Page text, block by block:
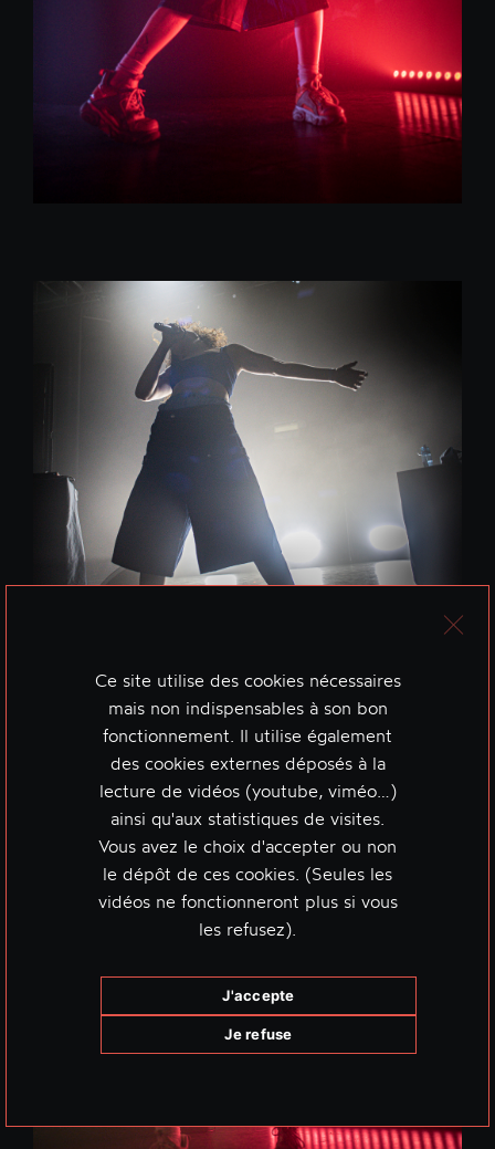
Ce site utilise des cookies nécessaires
mais non indispensables à son bon
fonctionnement. Il utilise également
des cookies externes déposés à la
lecture de vidéos (youtube, viméo…)
ainsi qu'aux statistiques de visites.
Vous avez le choix d'accepter ou non
le dépôt de ces cookies. (Seules les
vidéos ne fonctionneront plus si vous
les refusez).
J'accepte
Je refuse